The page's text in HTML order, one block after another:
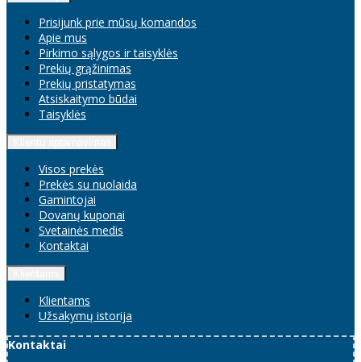
Prisijunk prie mūsų komandos
Apie mus
Pirkimo sąlygos ir taisyklės
Prekių grąžinimas
Prekių pristatymas
Atsiskaitymo būdai
Taisyklės
Visos prekės
Prekės su nuolaida
Gamintojai
Dovanų kuponai
Svetainės medis
Kontaktai
Klientams
Užsakymų istorija
Kontaktai